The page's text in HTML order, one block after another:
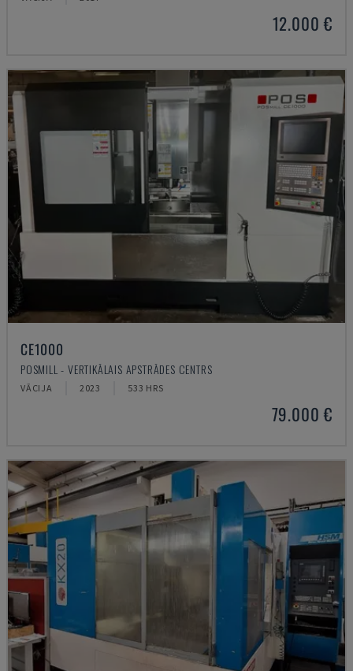
12.000 €
CE1000
POSMILL - VERTIKĀLAIS APSTRĀDES CENTRS
VĀCIJA 2023 533 HRS
79.000 €